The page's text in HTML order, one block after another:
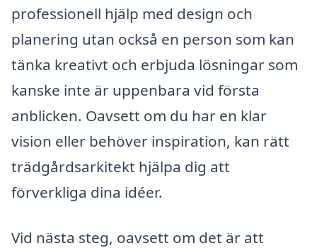
professionell hjälp med design och
planering utan också en person som kan
tänka kreativt och erbjuda lösningar som
kanske inte är uppenbara vid första
anblicken. Oavsett om du har en klar
vision eller behöver inspiration, kan rätt
trädgårdsarkitekt hjälpa dig att
förverkliga dina idéer.
Vid nästa steg, oavsett om det är att